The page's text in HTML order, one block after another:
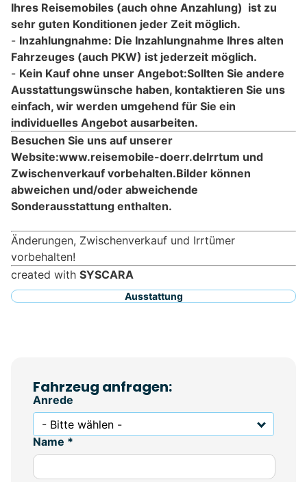
Ausstattung
Ihres Reisemobiles (auch ohne Anzahlung) ist zu
sehr guten Konditionen jeder Zeit möglich.
Inzahlungnahme: Die Inzahlungnahme Ihres alten
Fahrzeuges (auch PKW) ist jederzeit möglich.
Kein Kauf ohne unser Angebot:Sollten Sie andere
Ausstattungswünsche haben, kontaktieren Sie uns
einfach, wir werden umgehend für Sie ein
individuelles Angebot ausarbeiten.
Besuchen Sie uns auf unserer
Website:www.reisemobile-doerr.deIrrtum und
Zwischenverkauf vorbehalten.Bilder können
abweichen und/oder abweichende
Sonderausstattung enthalten.
Änderungen, Zwischenverkauf und Irrtümer
vorbehalten!
created with SYSCARA
Fahrzeug anfragen:
Anrede
- Bitte wählen -
Name *